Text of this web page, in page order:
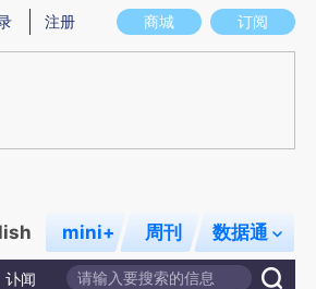
图存在偏差。不代表财新观点和立场。推荐点击链
商城 订阅
注册
mini+ 周刊 数据通
讣闻